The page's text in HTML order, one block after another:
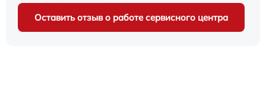
Оставить отзыв о работе сервисного центра